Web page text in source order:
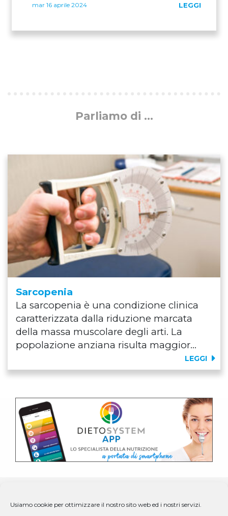
Usiamo cookie per ottimizzare il nostro sito web ed i nostri servizi.
mar 16 aprile 2024 LEGGI
Parliamo di ...
Sarcopenia
La sarcopenia è una condizione clinica
caratterizzata dalla riduzione marcata
della massa muscolare degli arti. La
popolazione anziana risulta maggior...
LEGGI